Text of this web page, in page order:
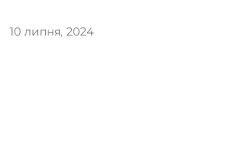
10 липня, 2024